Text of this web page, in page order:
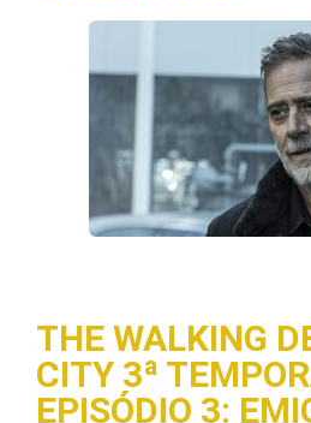
THE WALKING
CITY 3ª
EPISÓDIO 3: